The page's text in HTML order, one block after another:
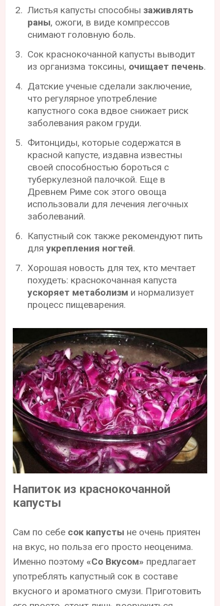
Листья капусты способнызаживлять
раны, ожоги, в виде компрессов
снимают головную боль.
Сок краснокочанной капусты выводит
из организма токсины, очищает печень.
Датские ученые сделали заключение,
что регулярное употребление
капустного сока вдвое снижает риск
заболевания раком груди.
Фитонциды, которые содержатся в
красной капусте, издавна известны
своей способностью бороться с
туберкулезной палочкой. Еще в
Древнем Риме сок этого овоща
использовали для лечения легочных
заболеваний.
Капустный сок также рекомендуют пить
дляукрепления ногтей.
Хорошая новость для тех, кто мечтает
похудеть: краснокочанная капуста
ускоряет метаболизм и нормализует
процесс пищеварения.
Напиток из краснокочанной
капусты
Сам по себе сок капусты не очень приятен
на вкус, но польза его просто неоценима.
Именно поэтому «Со Вкусом» предлагает
употреблять капустный сок в составе
вкусного и ароматного смузи. Приготовить